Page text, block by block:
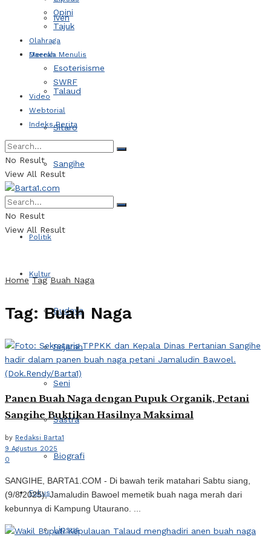
Iven
Daerah
Talaud
Sitaro
Sangihe
Politik
Kultur
Budaya
Sejarah
Seni
Sastra
Biografi
Fokus
Lipsus
Opini
Tajuk
Olahraga
Mereka Menulis
Esoterisisme
SWRF
Video
Webtorial
Indeks Berita
No Result
View All Result
No Result
View All Result
Home Tag Buah Naga
Tag:Buah Naga
Panen Buah Naga dengan Pupuk Organik, Petani
Sangihe Buktikan Hasilnya Maksimal
by Redaksi Barta1
9 Agustus 2025
0
SANGIHE, BARTA1.COM - Di bawah terik matahari Sabtu siang,
(9/8/2025), Jamaludin Bawoel memetik buah naga merah dari
kebunnya di Kampung Utaurano. ...